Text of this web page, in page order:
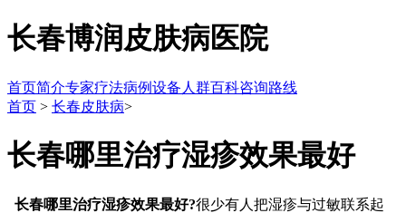
长春博润皮肤病医院
首页简介专家疗法病例设备 人群百科咨询路线
首页 > 长春皮肤病>
长春哪里治疗湿疹效果最好
长春哪里治疗湿疹效果最好?很少有人把湿疹与过敏联系起